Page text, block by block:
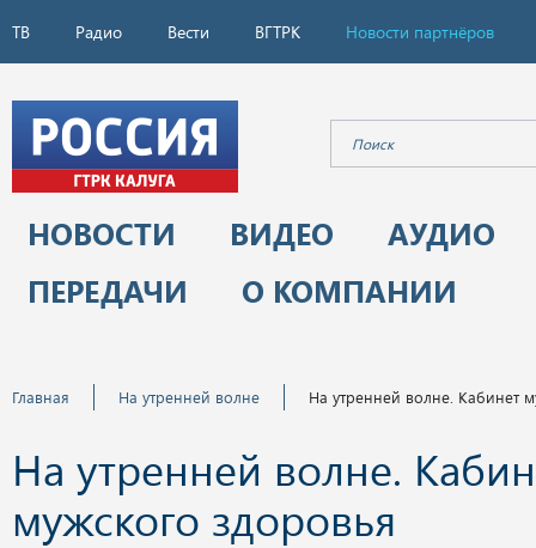
ТВ Радио Вести ВГТРК Новости партнёров
НОВОСТИ ВИДЕО
АУДИО
ПЕРЕДАЧИ
О КОМПАНИИ
Главная На утренней волне На утренней волне. Кабинет
На утренней волне.
мужского здоровья